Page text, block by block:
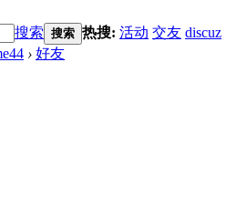
搜索 搜索 热搜: 活动 交友 discuz
› 好友